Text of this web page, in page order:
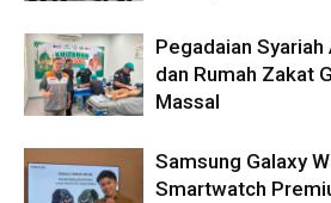
Pegadaian
dan Rumah Zakat
Massal
Samsung Galaxy
Smartwatch